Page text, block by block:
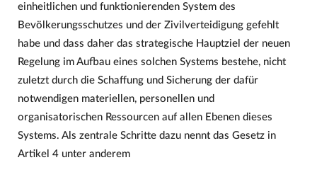
einheitlichen und funktionierenden System des
Bevölkerungsschutzes und der Zivilverteidigung gefehlt
habe und dass daher das strategische Hauptziel der neuen
Regelung im Aufbau eines solchen Systems bestehe, nicht
zuletzt durch die Schaffung und Sicherung der dafür
notwendigen materiellen, personellen und
organisatorischen Ressourcen auf allen Ebenen dieses
Systems. Als zentrale Schritte dazu nennt das Gesetz in
Artikel 4 unter anderem